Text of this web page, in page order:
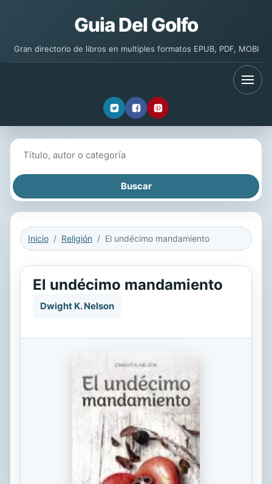
Guia Del Golfo
Gran directorio de libros en multiples formatos EPUB, PDF, MOBI
Inicio Religión El undécimo mandamiento
El undécimo mandamiento
Dwight K. Nelson